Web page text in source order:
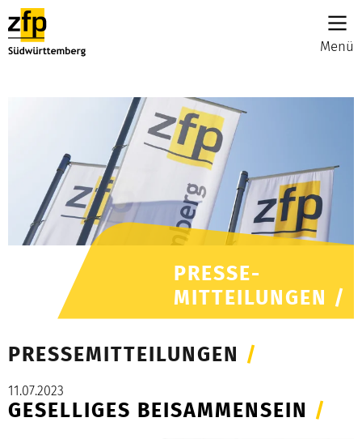
Menü
PRESSE-
MITTEILUNGEN /
PRESSEMITTEILUNGEN /
11.07.2023
GESELLIGES BEISAMMENSEIN /